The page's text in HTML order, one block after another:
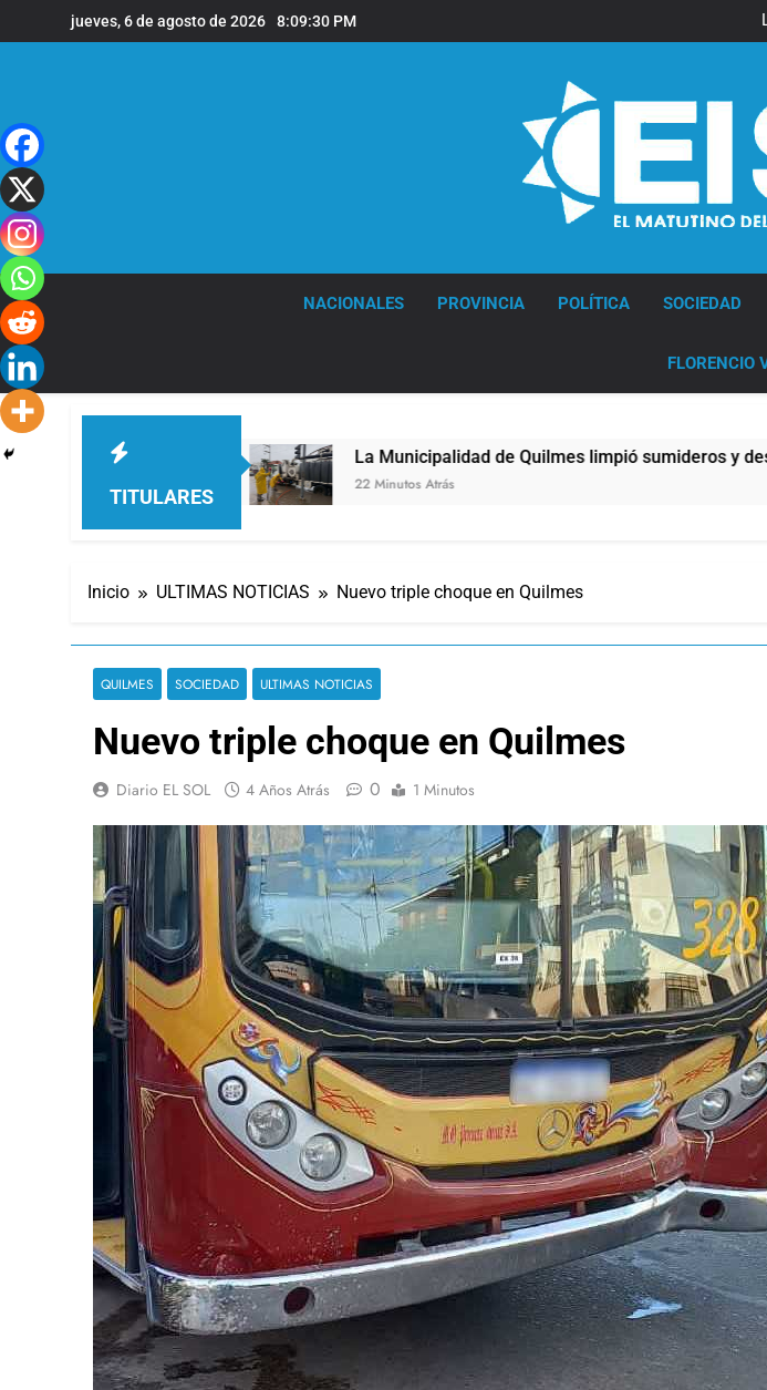
al
jueves, 6 de agosto de 2026 8:09:31 PM
NACIONALES PROVINCIA POLÍTICA SOCIEDAD
FLORENCIO
TITULARES
Vicente López La Municipalidad de Quilmes limpió sumideros y desagües en
22 Minutos Atrás
Inicio ULTIMAS NOTICIAS Nuevo triple choque en Quilmes
QUILMES SOCIEDAD ULTIMAS NOTICIAS
Nuevo triple choque en Quilmes
Diario EL SOL 4 Años Atrás 0 1 Minutos